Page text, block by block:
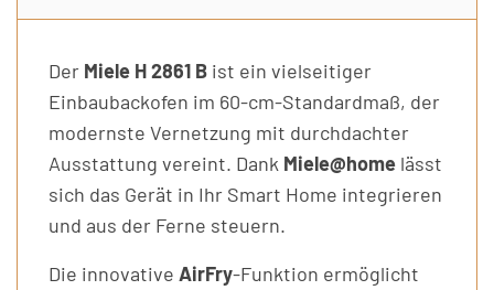
Der Miele H 2861 B ist ein vielseitiger
Einbaubackofen im 60-cm-Standardmaß, der
modernste Vernetzung mit durchdachter
Ausstattung vereint. Dank Miele@home lässt
sich das Gerät in Ihr Smart Home integrieren
und aus der Ferne steuern.
Die innovative AirFry-Funktion ermöglicht